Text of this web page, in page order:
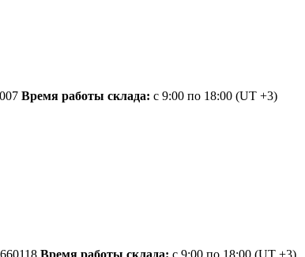
Время работы склада: с 9:00 по 18:00 (UT +3)
660118 Время работы склада: с 9:00 по 18:00 (UT +3)